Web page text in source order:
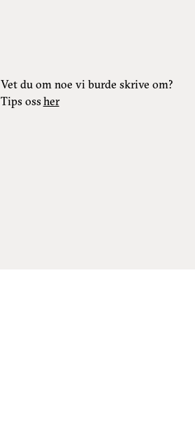
Vet du om noe vi burde skrive om?
Tips ossher